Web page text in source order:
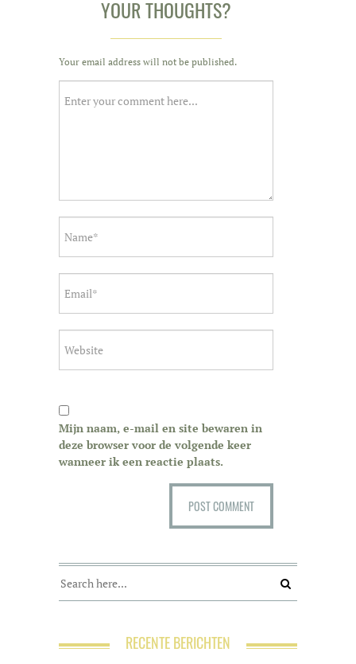
YOUR THOUGHTS?
Your email address will not be published.
Mijn naam, e-mail en site bewaren in
deze browser voor de volgende keer
wanneer ik een reactie plaats.
RECENTE BERICHTEN